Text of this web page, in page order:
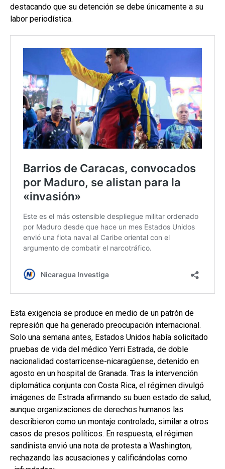
destacando que su detención se debe únicamente a su
labor periodística.
Esta exigencia se produce en medio de un patrón de
represión que ha generado preocupación internacional.
Solo una semana antes, Estados Unidos había solicitado
pruebas de vida del médico Yerri Estrada, de doble
nacionalidad costarricense-nicaragüense, detenido en
agosto en un hospital de Granada. Tras la intervención
diplomática conjunta con Costa Rica, el régimen divulgó
imágenes de Estrada afirmando su buen estado de salud,
aunque organizaciones de derechos humanos las
describieron como un montaje controlado, similar a otros
casos de presos políticos. En respuesta, el régimen
sandinista envió una nota de protesta a Washington,
rechazando las acusaciones y calificándolas como